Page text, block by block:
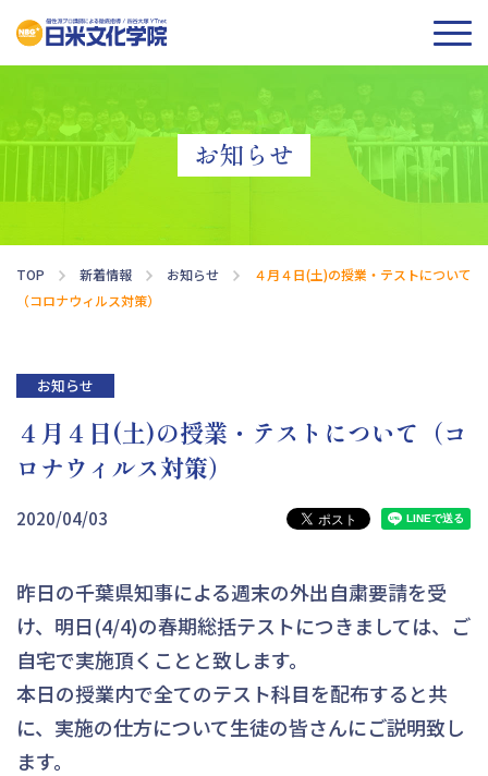
お知らせ
TOP 新着情報 お知らせ
４月４日(土)の授業・テストについて
（コロナウィルス対策）
お知らせ
４月４日(土)の授業・テストについて（コ
ロナウィルス対策）
2020/04/03
昨日の千葉県知事による週末の外出自粛要請を受
け、明日(4/4)の春期総括テストにつきましては、ご
自宅で実施頂くことと致します。
本日の授業内で全てのテスト科目を配布すると共
に、実施の仕方について生徒の皆さんにご説明致し
ます。